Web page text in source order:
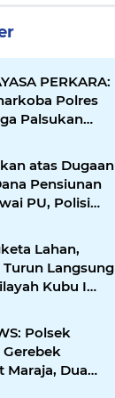
PERKARA:
Polres
Palsukan
Paksa
atas Dugaan
Pensiunan
PU, Polisi
Hukum
Lahan,
Langsung
Kubu I
PT Jatim
Polsek
Maraja, Dua
Saat